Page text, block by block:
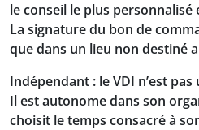
le conseil le plus
La signature du bon de
que dans un lieu non destiné
Indépendant : le VDI n’est
Il est autonome dans son
choisit le temps consacré à